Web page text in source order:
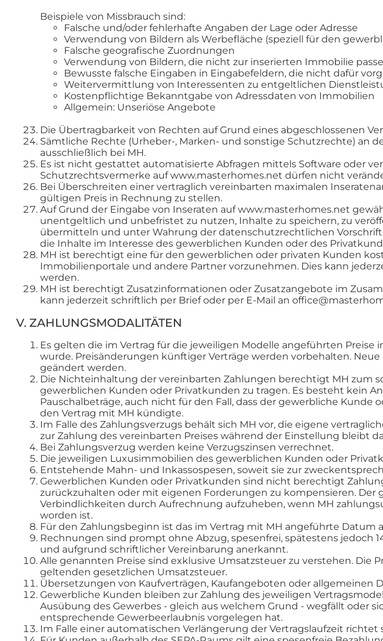
Beispiele von Missbrauch sind:
Falsche und/oder fehlerhafte Angaben der Lage oder Adresse
Verwendung von Bildern als Werbefläche (speziell für den
Falsche geografische Zuordnungen
Verwendung von Bildern, die nicht zur inserierten Immobilie
Bewusste falsche Eingaben in Eingabefeldern, die nicht dafür
Weitervermittlung von Interessenten zu entgeltlichen
Kostenpflichtige Bekanntgabe von Adressdaten von Immobilien
Allgemein: Unseriöse Angebote
Die Übertragbarkeit von Rechten auf Grund eines abgeschlossenen
Sämtliche Rechte (Urheber-, Marken- und sonstige Schutzrechte) an
ausschließlich bei MH.
Es ist nicht gestattet automatisierte Abfragen mittels Software oder
Schutzrechtsvermerke auf www.masterhomes.net dürfen nicht
Bei Überschreiten einer vertraglich vereinbarten maximalen
gültigen Preis in Rechnung zu stellen.
Auf Grund der Eingabe von Inseraten auf www.masterhomes.net
unentgeltlich und unbefristet zu nutzen, Inhalte zu speichern, zu
übermitteln und unter Wahrung der datenschutzrechtlichen
die Inhalte im Interesse des gewerblichen Kunden oder des
MH ist berechtigt eine für den gewerblichen oder privaten Kunden
Immobilienportale und andere Partner vorzunehmen. Dies kann
werden.
MH ist berechtigt Zusatzinformationen oder Zusatzangebote im
kann jederzeit schriftlich per Brief oder per E-Mail an
V. ZAHLUNGSMODALITÄTEN
Es gelten die im Vertrag für die jeweiligen Modelle angeführten
wurde. Preisänderungen künftiger Verträge werden vorbehalten.
geändert werden.
Die Nichteinhaltung der vereinbarten Zahlungen berechtigt MH zum
gewerblichen Kunden oder Privatkunden zu tragen. Es besteht kein
Pauschalbeträge, auch nicht für den Fall, dass der gewerbliche
den Vertrag mit MH kündigte.
Im Falle des Zahlungsverzugs behält sich MH vor, die eigene
zur Zahlung des vereinbarten Preises während der Einstellung bleibt
Bei Zahlungsverzug werden keine Verzugszinsen verrechnet.
Die jeweiligen Luxusimmobilien des gewerblichen Kunden oder
Entstehende Mahn- und Inkassospesen, soweit sie zur
Gewerblichen Kunden oder Privatkunden sind nicht berechtigt
zurückzuhalten oder mit eigenen Forderungen zu kompensieren.
Verbindlichkeiten durch Aufrechnung aufzuheben, wenn MH
worden ist.
Für den Zahlungsbeginn ist das im Vertrag mit MH angeführte
Rechnungen sind prompt ohne Abzug, spesenfrei, spätestens jedoch
und aufgrund schriftlicher Vereinbarung anerkannt.
Alle genannten Preise sind exklusive Umsatzsteuer zu verstehen. Die
geltenden gesetzlichen Umsatzsteuer.
Übersetzungen von Kaufverträgen, Kaufangeboten oder
Gewerbliche Kunden bleiben zur Zahlung des jeweiligen
Ausübung des Gewerbes - gleich aus welchem Grund - wegfällt oder
entsprechende Gewerbeerlaubnis vorgelegen hat.
Im Falle einer automatischen Verlängerung der Vertragslaufzeit